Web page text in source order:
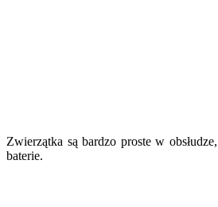
Zwierzątka są bardzo proste w
baterie.